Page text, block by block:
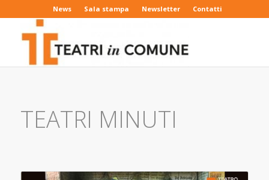
News Sala stampa Newsletter Contatti
TEATRI MINUTI